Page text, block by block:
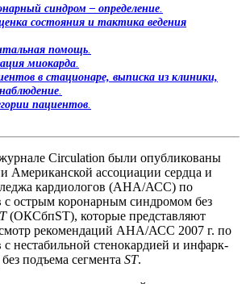
синдром – определение
состояния и тактика ведения
помощь
миокарда
в стационаре, выписка из клиники,
пациентов
журнале Circulation были опуб­ликованы
Американской ассоциации сердца и
кардиологов (АНА/АСС) по
с острым коронарным синдромом без
(ОКСбпST), которые представляют
рекомендаций АНА/АСС 2007 г. по
нестабильной стенокардией и инфарк­
подъема сегмента ST.